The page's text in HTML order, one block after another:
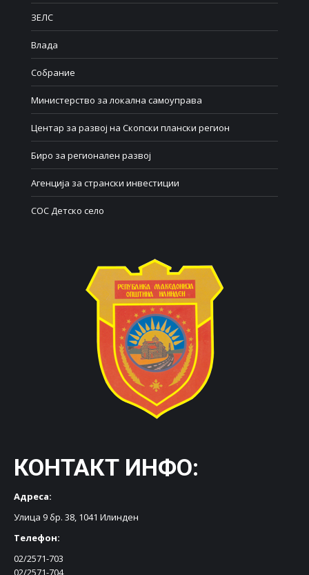
ЗЕЛС
Влада
Собрание
Министерство за локална самоуправа
Центар за развој на Скопски плански регион
Биро за регионален развој
Агенција за странски инвестиции
СОС Детско село
КОНТАКТ ИНФО:
Адреса:
Улица 9 бр. 38, 1041 Илинден
Телефон:
02/2571-703
02/2571-704